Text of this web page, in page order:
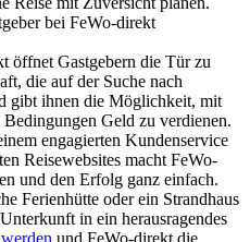
bei FeWo-direkt
öffnet Gastgebern die Tür zu
die auf der Suche nach
gibt ihnen die Möglichkeit, mit
Geld zu verdienen.
engagierten Kundenservice
Reisewebsites macht FeWo-
und den Erfolg ganz einfach.
Ferienhütte oder ein Strandhaus
in ein herausragendes